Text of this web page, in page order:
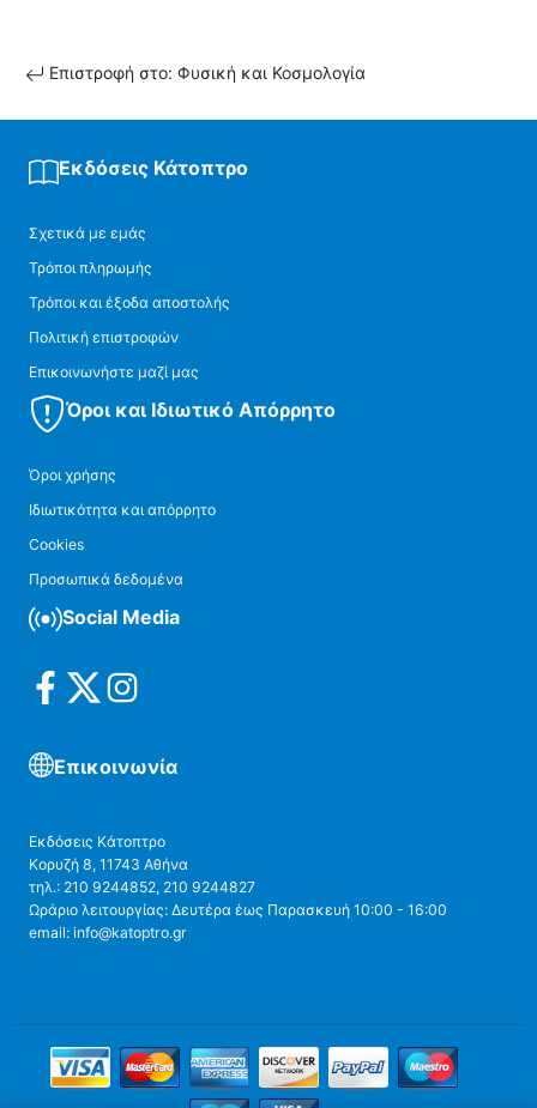
Επιστροφή στο: Φυσική και Κοσμολογία
Εκδόσεις Κάτοπτρο
Σχετικά με εμάς
Τρόποι πληρωμής
Τρόποι και έξοδα αποστολής
Πολιτική επιστροφών
Επικοινωνήστε μαζί μας
Όροι και Ιδιωτικό Απόρρητο
Όροι χρήσης
Ιδιωτικότητα και απόρρητο
Cookies
Προσωπικά δεδομένα
Social Media
Επικοινωνία
Εκδόσεις Κάτοπτρο
Κορυζή 8, 11743 Αθήνα
τηλ.: 210 9244852, 210 9244827
Ωράριο λειτουργίας: Δευτέρα έως Παρασκευή 10:00 - 16:00
email: info@katoptro.gr